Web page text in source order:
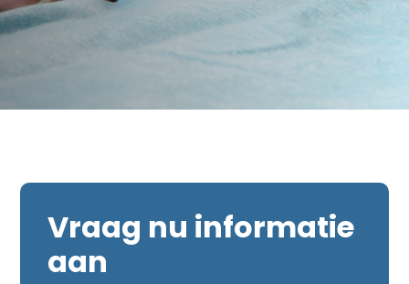
Vraag nu informatie
aan